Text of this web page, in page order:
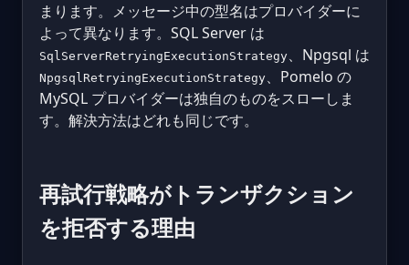
まります。メッセージ中の型名はプロバイダーに
よって異なります。SQL Server は
SqlServerRetryingExecutionStrategy、Npgsql は
NpgsqlRetryingExecutionStrategy、Pomelo の
MySQL プロバイダーは独自のものをスローしま
す。解決方法はどれも同じです。
再試行戦略がトランザクション
を拒否する理由